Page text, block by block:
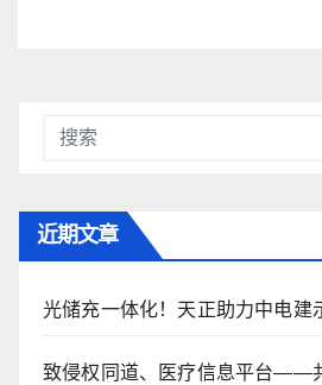
近期文章
光储充一体化！天正助力中电建
致侵权同道、医疗信息平台——